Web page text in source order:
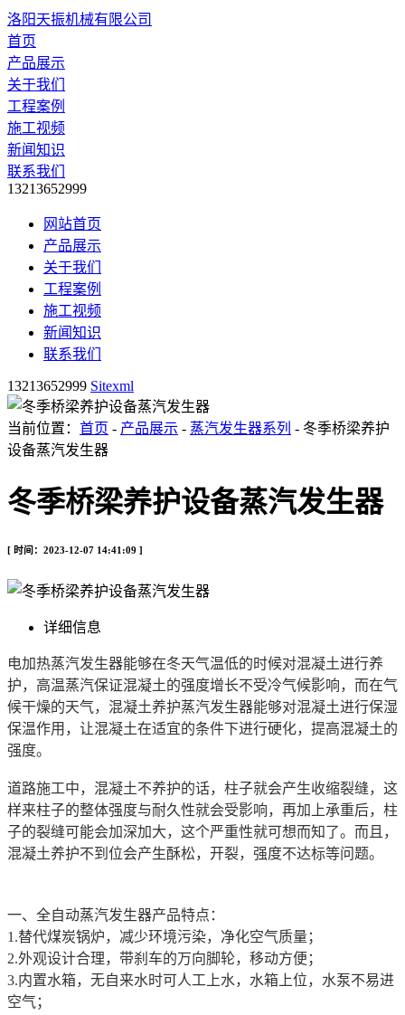
洛阳天振机械有限公司
首页
产品展示
关于我们
工程案例
施工视频
新闻知识
联系我们
13213652999
网站首页
产品展示
关于我们
工程案例
施工视频
新闻知识
联系我们
13213652999 Sitexml
当前位置： 首页 - 产品展示 - 蒸汽发生器系列 - 冬季桥梁养护
设备蒸汽发生器
冬季桥梁养护设备蒸汽发生器
[ 时间：2023-12-07 14:41:09 ]
详细信息
电加热蒸汽发生器能够在冬天气温低的时候对混凝土进行养
护，高温蒸汽保证混凝土的强度增长不受冷气候影响，而在气
候干燥的天气，混凝土养护蒸汽发生器能够对混凝土进行保湿
保温作用，让混凝土在适宜的条件下进行硬化，提高混凝土的
强度。
道路施工中，混凝土不养护的话，柱子就会产生收缩裂缝，这
样来柱子的整体强度与耐久性就会受影响，再加上承重后，柱
子的裂缝可能会加深加大，这个严重性就可想而知了。而且，
混凝土养护不到位会产生酥松，开裂，强度不达标等问题。
一、全自动蒸汽发生器产品特点：
1.替代煤炭锅炉，减少环境污染，净化空气质量；
2.外观设计合理，带刹车的万向脚轮，移动方便；
3.内置水箱，无自来水时可人工上水，水箱上位，水泵不易进
空气；